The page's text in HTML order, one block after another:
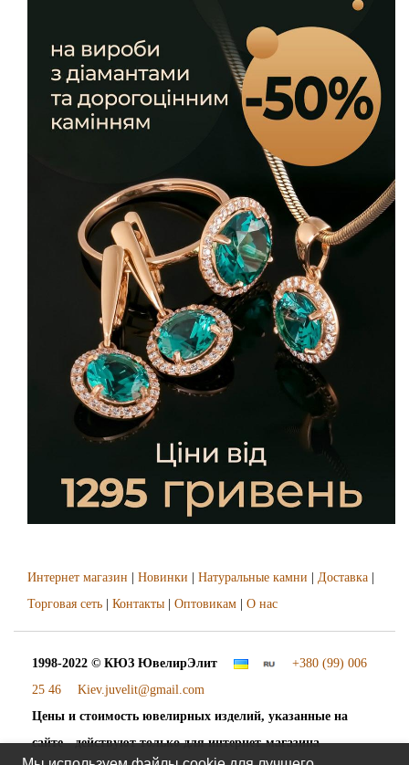
Интернет магазин Новинки Натуральные камни Доставка
Торговая сеть
Контакты Оптовикам О нас
1998-2022 © КЮЗ ЮвелирЭлит
+380 (99) 006
25 46
Kiev.juvelit@gmail.com
Цены и стоимость ювелирных изделий, указанные на
сайте - действуют только для интернет-магазина